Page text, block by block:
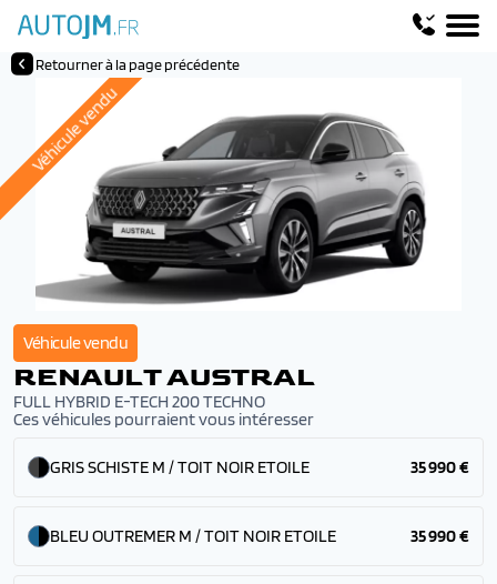
Retourner à la page précédente
Véhicule vendu
Véhicule vendu
RENAULT AUSTRAL
FULL HYBRID E-TECH 200 TECHNO
Ces véhicules pourraient vous intéresser
GRIS SCHISTE M / TOIT NOIR ETOILE 35 990 €
BLEU OUTREMER M / TOIT NOIR ETOILE 35 990 €